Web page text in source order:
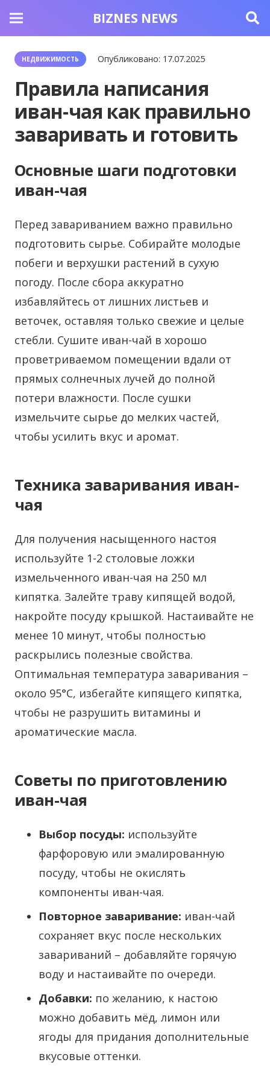
BIZNES NEWS
НЕДВИЖИМОСТЬ Опубликовано: 17.07.2025
Правила написания
иван-чая как правильно
заваривать и готовить
Основные шаги подготовки
иван-чая
Перед завариванием важно правильно
подготовить сырье. Собирайте молодые
побеги и верхушки растений в сухую
погоду. После сбора аккуратно
избавляйтесь от лишних листьев и
веточек, оставляя только свежие и целые
стебли. Сушите иван-чай в хорошо
проветриваемом помещении вдали от
прямых солнечных лучей до полной
потери влажности. После сушки
измельчите сырье до мелких частей,
чтобы усилить вкус и аромат.
Техника заваривания иван-
чая
Для получения насыщенного настоя
используйте 1-2 столовые ложки
измельченного иван-чая на 250 мл
кипятка. Залейте траву кипящей водой,
накройте посуду крышкой. Настаивайте не
менее 10 минут, чтобы полностью
раскрылись полезные свойства.
Оптимальная температура заваривания –
около 95°C, избегайте кипящего кипятка,
чтобы не разрушить витамины и
ароматические масла.
Советы по приготовлению
иван-чая
Выбор посуды: используйте
фарфоровую или эмалированную
посуду, чтобы не окислять
компоненты иван-чая.
Повторное заваривание: иван-чай
сохраняет вкус после нескольких
завариваний – добавляйте горячую
воду и настаивайте по очереди.
Добавки: по желанию, к настою
можно добавить мёд, лимон или
ягоды для придания дополнительные
вкусовые оттенки.